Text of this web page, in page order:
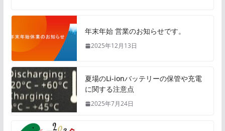
年末年始 営業のお知らせです。
2025年12月13日
夏場のLi-ionバッテリーの保管や充電
に関する注意点
2025年7月24日